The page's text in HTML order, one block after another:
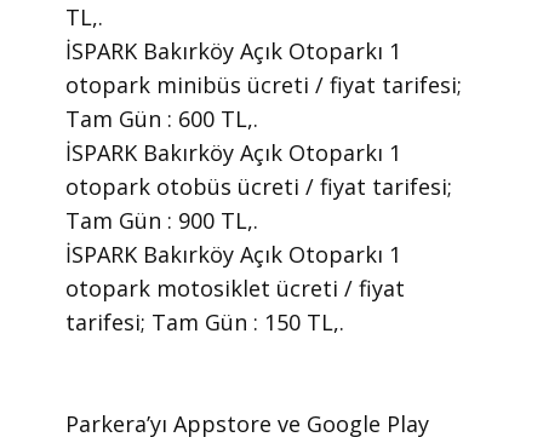
TL,.
İSPARK Bakırköy Açık Otoparkı 1
otopark minibüs ücreti / fiyat tarifesi;
Tam Gün : 600 TL,.
İSPARK Bakırköy Açık Otoparkı 1
otopark otobüs ücreti / fiyat tarifesi;
Tam Gün : 900 TL,.
İSPARK Bakırköy Açık Otoparkı 1
otopark motosiklet ücreti / fiyat
tarifesi; Tam Gün : 150 TL,.
​Parkera’yı Appstore ve Google Play